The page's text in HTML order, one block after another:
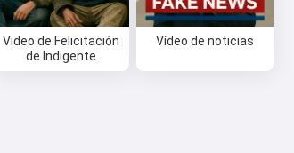
Video de Felicitación
de Indigente
Vídeo de noticias